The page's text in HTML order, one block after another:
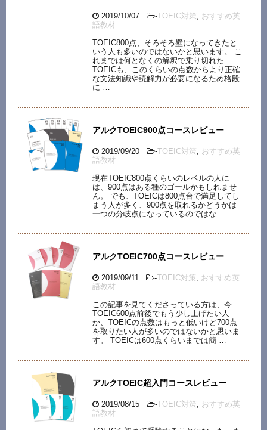
2019/10/07 -TOEIC対策
おすすめ英
語教材
TOEIC800点、そろそろ壁になってきたと
いう人も多いのではないかと思います。 こ
れまでは何となくの解釈で乗り切れた
TOEICも、このくらいの点数からより正確
な文法知識や読解力が必要になるため格段
に …
アルクTOEIC900点コースレビュー
2019/09/20 -TOEIC対策
おすすめ英
語教材
現在TOEIC800点くらいのレベルの人に
は、900点はある種のゴールかもしれませ
ん。 でも、TOEICは800点台で満足してし
まう人が多く、900点を取れるかどうかは
一つの分岐点になっているのではな …
アルクTOEIC700点コースレビュー
2019/09/11 -TOEIC対策
おすすめ英
語教材
この記事を見てくださっている方は、今
TOEIC600点前後でもう少し上げたい人
か、TOEICの点数はもっと低いけど700点
を取りたい人が多いのではないかと思いま
す。 TOEICは600点くらいまでは簡 …
アルクTOEIC超入門コースレビュー
2019/08/15 -TOEIC対策
おすすめ英
語教材